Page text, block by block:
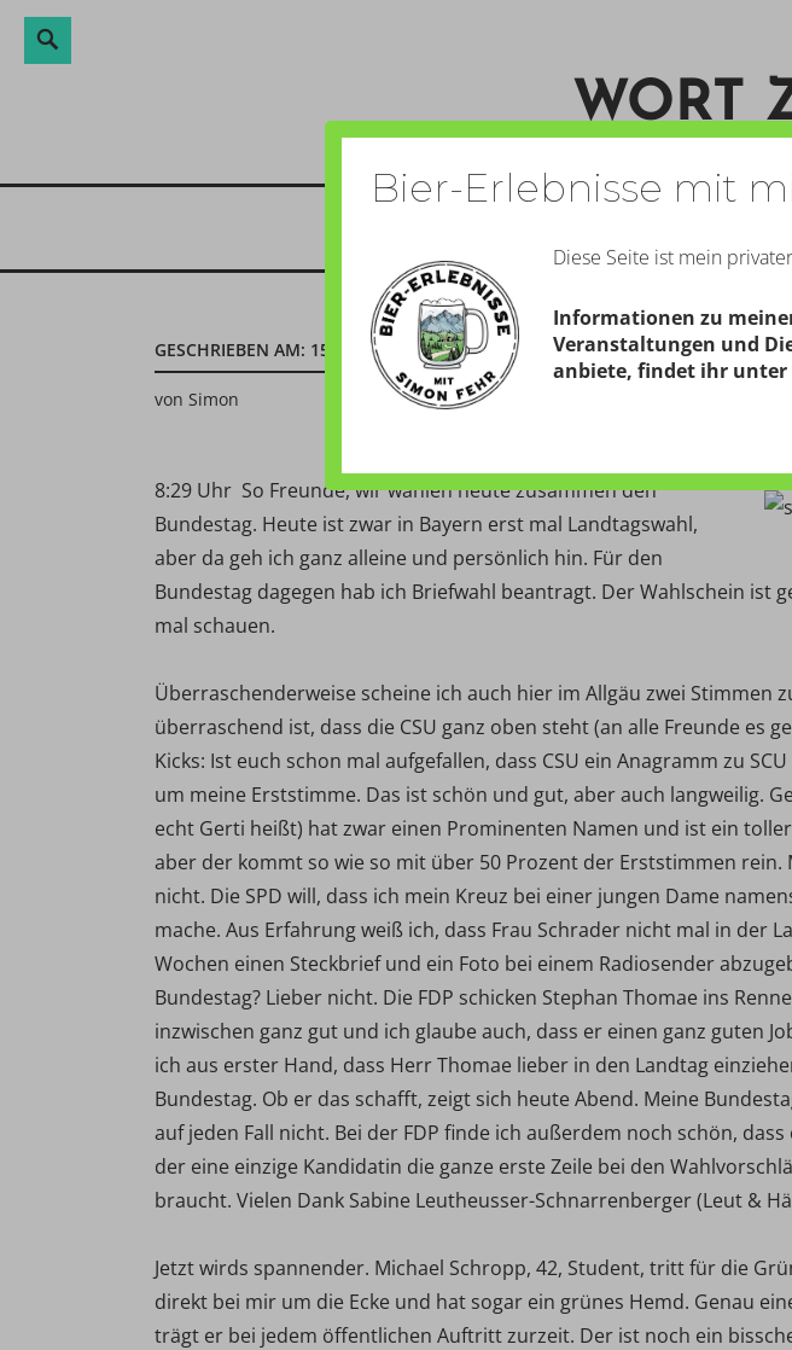
Direkt
Suche
WORT
GESCHRIEBEN AM: 15. SEPTEMBER 2013
von Simon
8:29 Uhr  So Freunde, wir wählen heute zusammen den
Bundestag. Heute ist zwar in Bayern erst mal Landtagswahl,
aber da geh ich ganz alleine und persönlich hin. Für den
Bundestag dagegen hab ich Briefwahl beantragt. Der Wahlschein ist
mal schauen.
Überraschenderweise scheine ich auch hier im Allgäu zwei Stimmen
überraschend ist, dass die CSU ganz oben steht (an alle Freunde es
Kicks: Ist euch schon mal aufgefallen, dass CSU ein Anagramm zu
um meine Erststimme. Das ist schön und gut, aber auch langweilig.
echt Gerti heißt) hat zwar einen Prominenten Namen und ist ein toller
aber der kommt so wie so mit über 50 Prozent der Erststimmen rein.
nicht. Die SPD will, dass ich mein Kreuz bei einer jungen Dame
mache. Aus Erfahrung weiß ich, dass Frau Schrader nicht mal in der
Wochen einen Steckbrief und ein Foto bei einem Radiosender
Bundestag? Lieber nicht. Die FDP schicken Stephan Thomae ins
inzwischen ganz gut und ich glaube auch, dass er einen ganz guten
ich aus erster Hand, dass Herr Thomae lieber in den Landtag
Bundestag. Ob er das schafft, zeigt sich heute Abend. Meine
auf jeden Fall nicht. Bei der FDP finde ich außerdem noch schön,
der eine einzige Kandidatin die ganze erste Zeile bei den
braucht. Vielen Dank Sabine Leutheusser-Schnarrenberger (Leut &
Jetzt wirds spannender. Michael Schropp, 42, Student, tritt für die
direkt bei mir um die Ecke und hat sogar ein grünes Hemd. Genau
trägt er bei jedem öffentlichen Auftritt zurzeit. Der ist noch ein
Bier-Erlebnisse mit
Diese Seite ist mein
Informationen zu
Veranstaltungen und
anbiete, findet ihr unter